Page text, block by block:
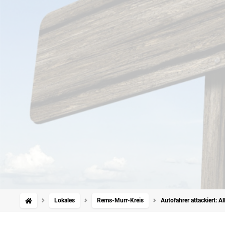
Lokales Rems-Murr-Kreis Autofahrer attackiert: